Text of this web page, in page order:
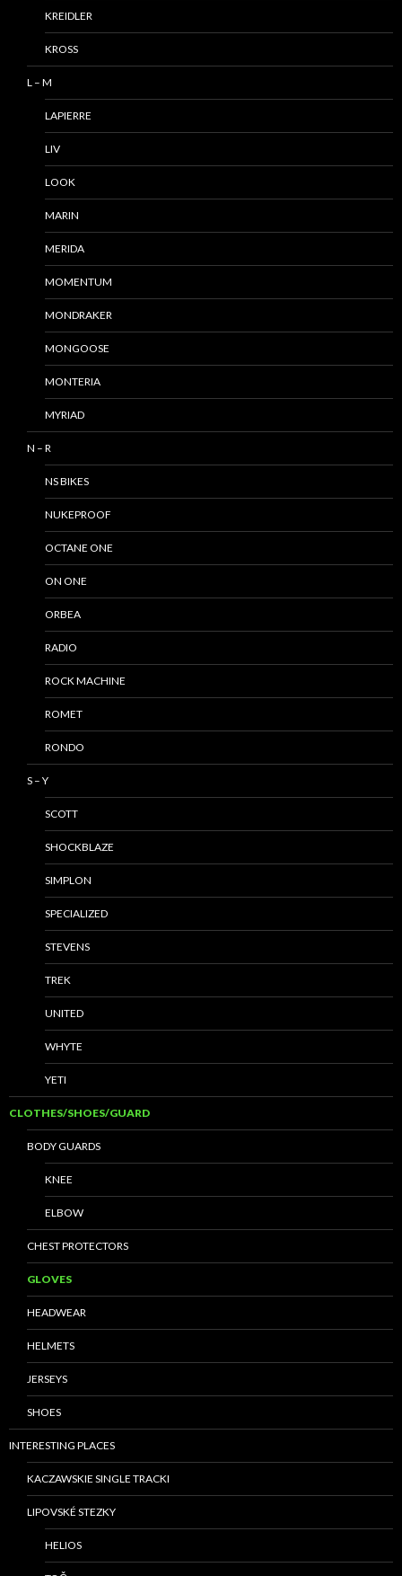
KREIDLER
KROSS
L – M
LAPIERRE
LIV
LOOK
MARIN
MERIDA
MOMENTUM
MONDRAKER
MONGOOSE
MONTERIA
MYRIAD
N – R
NS BIKES
NUKEPROOF
OCTANE ONE
ON ONE
ORBEA
RADIO
ROCK MACHINE
ROMET
RONDO
S – Y
SCOTT
SHOCKBLAZE
SIMPLON
SPECIALIZED
STEVENS
TREK
UNITED
WHYTE
YETI
CLOTHES/SHOES/GUARD
BODY GUARDS
KNEE
ELBOW
CHEST PROTECTORS
GLOVES
HEADWEAR
HELMETS
JERSEYS
SHOES
INTERESTING PLACES
KACZAWSKIE SINGLE TRACKI
LIPOVSKÉ STEZKY
HELIOS